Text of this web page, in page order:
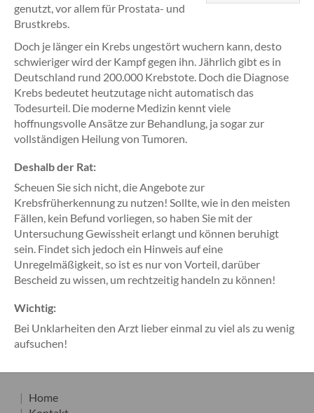
genutzt, vor allem für Prostata- und
Brustkrebs.
Doch je länger ein Krebs ungestört wuchern kann, desto
schwieriger wird der Kampf gegen ihn. Jährlich gibt es in
Deutschland rund 200.000 Krebstote. Doch die Diagnose
Krebs bedeutet heutzutage nicht automatisch das
Todesurteil. Die moderne Medizin kennt viele
hoffnungsvolle Ansätze zur Behandlung, ja sogar zur
vollständigen Heilung von Tumoren.
Deshalb der Rat:
Scheuen Sie sich nicht, die Angebote zur
Krebsfrüherkennung zu nutzen! Sollte, wie in den meisten
Fällen, kein Befund vorliegen, so haben Sie mit der
Untersuchung Gewissheit erlangt und können beruhigt
sein. Findet sich jedoch ein Hinweis auf eine
Unregelmäßigkeit, so ist es nur von Vorteil, darüber
Bescheid zu wissen, um rechtzeitig handeln zu können!
Wichtig:
Bei Unklarheiten den Arzt lieber einmal zu viel als zu wenig
aufsuchen!
Home